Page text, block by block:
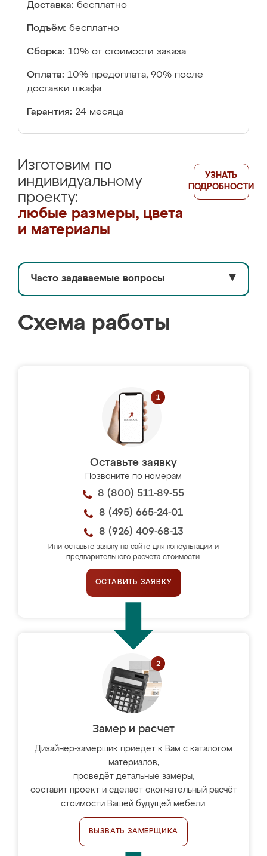
Доставка: бесплатно
Подъём: бесплатно
Сборка: 10% от стоимости заказа
Оплата: 10% предоплата, 90% после
доставки шкафа
Гарантия: 24 месяца
Изготовим по
индивидуальному
проекту:
любые размеры, цвета
и материалы
УЗНАТЬ
ПОДРОБНОСТИ
Часто задаваемые вопросы ▼
Схема работы
Оставьте заявку
Позвоните по номерам
8 (800) 511-89-55
8 (495) 665-24-01
8 (926) 409-68-13
Или оставьте заявку на сайте для консультации и
предварительного расчёта стоимости.
ОСТАВИТЬ ЗАЯВКУ
Замер и расчет
Дизайнер-замерщик приедет к Вам с каталогом
материалов,
проведёт детальные замеры,
составит проект и сделает окончательный расчёт
стоимости Вашей будущей мебели.
ВЫЗВАТЬ ЗАМЕРЩИКА